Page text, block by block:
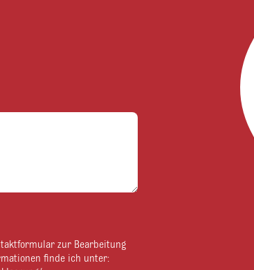
zur Bearbeitung
finde ich unter: